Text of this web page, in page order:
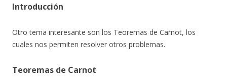
Introducción
Otro tema interesante son los Teoremas de Carnot, los
cuales nos permiten resolver otros problemas.
Teoremas de Carnot